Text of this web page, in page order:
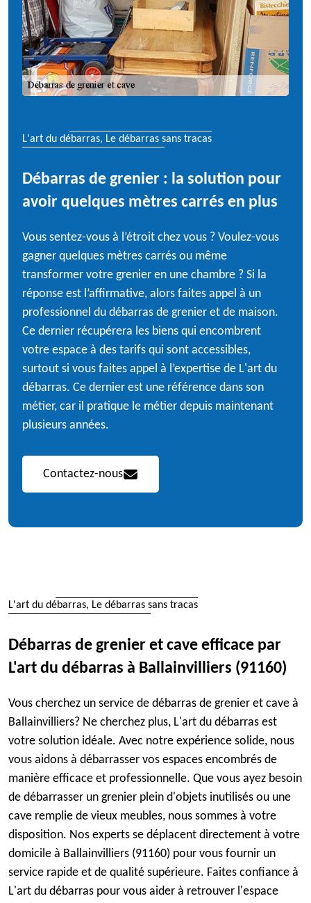
L'art du débarras, Le débarras sans tracas
Débarras de grenier : la solution pour
avoir quelques mètres carrés en plus
Vous sentez-vous à l’étroit chez vous ? Voulez-vous
gagner quelques mètres carrés ou même
transformer votre grenier en une chambre ? Si la
réponse est l’affirmative, alors faites appel à un
professionnel du débarras de grenier et de maison.
Ce dernier récupérera les biens qui encombrent
votre espace à des tarifs qui sont accessibles,
surtout si vous faites appel à l’expertise de L'art du
débarras. Ce dernier est une référence dans son
métier, car il pratique le métier depuis maintenant
plusieurs années.
Contactez-nous
L'art du débarras, Le débarras sans tracas
Débarras de grenier et cave efficace par
L'art du débarras à Ballainvilliers (91160)
Vous cherchez un service de débarras de grenier et cave à
Ballainvilliers? Ne cherchez plus, L'art du débarras est
votre solution idéale. Avec notre expérience solide, nous
vous aidons à débarrasser vos espaces encombrés de
manière efficace et professionnelle. Que vous ayez besoin
de débarrasser un grenier plein d'objets inutilisés ou une
cave remplie de vieux meubles, nous sommes à votre
disposition. Nos experts se déplacent directement à votre
domicile à Ballainvilliers (91160) pour vous fournir un
service rapide et de qualité supérieure. Faites confiance à
L'art du débarras pour vous aider à retrouver l'espace